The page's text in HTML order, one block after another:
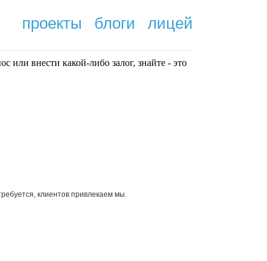
проекты блоги лицей
или внести какой-либо залог, знайте - это
клиентов привлекаем мы.